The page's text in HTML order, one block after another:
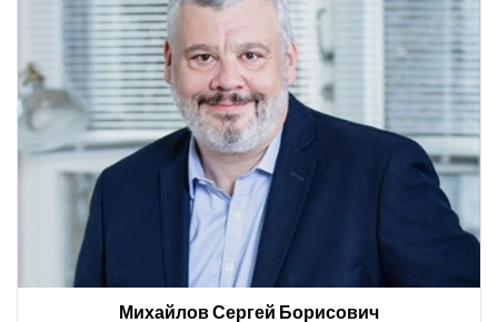
Михайлов Сергей Борисович